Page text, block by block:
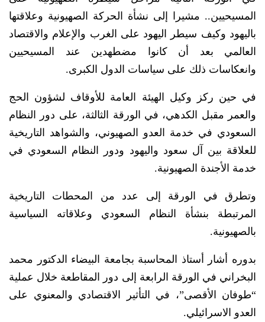
المسيحيين.. مشيرا إلى نشأة الحركة الصهيونية وعلاقتها
باليهود وكيف سيطر اليهود على الغرب والإعلام والاقتصاد
العالمي بعد أن كانوا مضطهدين عند المسيحيين
وانعكاسات ذلك على سياسات الدول الكبرى.
في حين ركز وكيل الهيئة العامة للأوقاف لشؤون الحج
والعمر مقبل الكدهي، في الورقة الثالثة، على دور النظام
السعودي في خدمة العدو الصهيوني، والشواهد التاريخية
للعلاقة بين آل سعود واليهود ودور النظام السعودي في
خدمة الأجندة الصهيونية.
وتطرق في الورقة إلى عدد من المحطات التاريخية
المرتبطة بنشأة النظام السعودي وعلاقاته السياسية
بالصهيونية.
بدوره أشار أستاذ المحاسبة بجامعة البيضاء الدكتور محمد
البخراني في الورقة الرابعة إلى دور المقاطعة خلال عملية
“طوفان الأقصى”، في التأثير الاقتصادي والمعنوي على
العدو الاسرائيلي.